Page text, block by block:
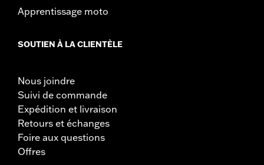
Apprentissage moto
SOUTIEN À LA CLIENTÈLE
Nous joindre
Suivi de commande
Expédition et livraison
Retours et échanges
Foire aux questions
Offres